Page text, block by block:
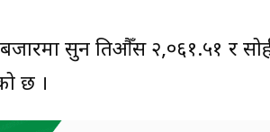
बजारमा सुन प्रतिऔँस २,०६१.५१ र
छ ।